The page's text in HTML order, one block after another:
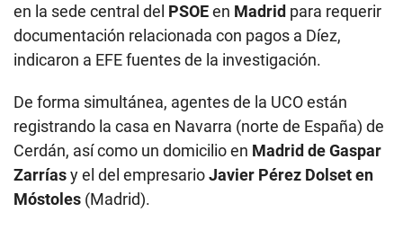
en la sede central del PSOEen Madrid para requerir
documentación relacionada con pagos a Díez,
indicaron a EFE fuentes de la investigación.
De forma simultánea, agentes de la UCO están
registrando la casa en Navarra (norte de España) de
Cerdán, así como un domicilio en Madrid de Gaspar
Zarríasy el del empresarioJavier Pérez Dolset en
Móstoles (Madrid).